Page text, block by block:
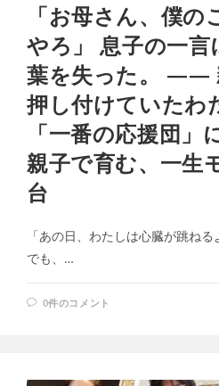
「お母さん、僕
やろ」 息子の一
葉を失った。 ——
押し付けていたわ
「一番の応援団」
親子で育む、一生
台
「あの日、わたしは心臓が跳ねる
でも、…
0件のコメント